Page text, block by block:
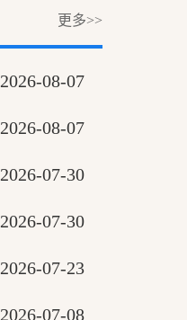
更多>>
2026-08-07
2026-08-07
2026-07-30
2026-07-30
2026-07-23
2026-07-08